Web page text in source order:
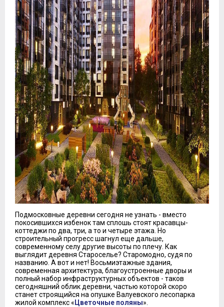
Подмосковные деревни сегодня не узнать - вместо
покосившихся избенок там сплошь стоят красавцы-
коттеджи по два, три, а то и четыре этажа. Но
строительный прогресс шагнул еще дальше,
современному селу другие высоты по плечу. Как
выглядит деревня Староселье? Старомодно, судя по
названию. А вот и нет! Восьмиэтажные здания,
современная архитектура, благоустроенные дворы и
полный набор инфраструктурных объектов - таков
сегодняшний облик деревни, частью которой скоро
станет строящийся на опушке Валуевского лесопарка
жилой комплекс « Цветочные поляны».